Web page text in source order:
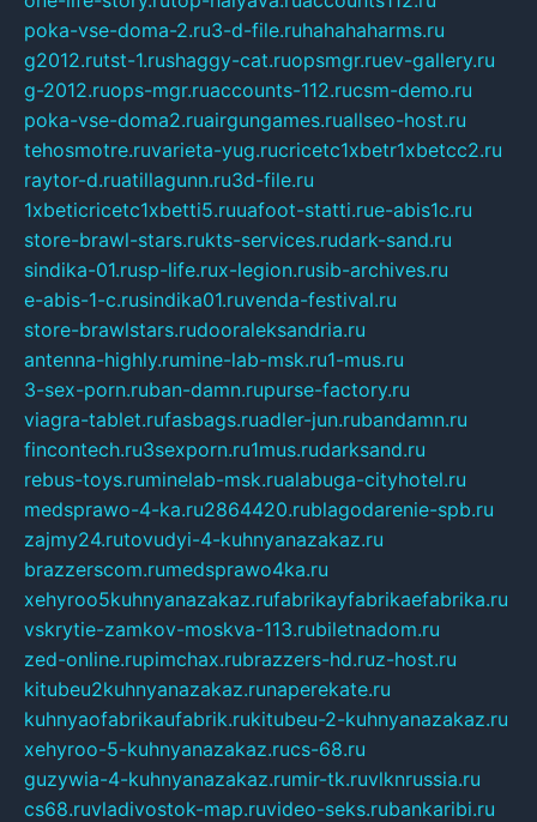
poka-vse-doma-2.ru3-d-file.ruhahahaharms.ru
g2012.rutst-1.rushaggy-cat.ruopsmgr.ruev-gallery.ru
g-2012.ruops-mgr.ruaccounts-112.rucsm-demo.ru
poka-vse-doma2.ruairgungames.ruallseo-host.ru
tehosmotre.ruvarieta-yug.rucricetc1xbetr1xbetcc2.ru
raytor-d.ruatillagunn.ru3d-file.ru
1xbeticricetc1xbetti5.ruuafoot-statti.rue-abis1c.ru
store-brawl-stars.rukts-services.rudark-sand.ru
sindika-01.rusp-life.rux-legion.rusib-archives.ru
e-abis-1-c.rusindika01.ruvenda-festival.ru
store-brawlstars.rudooraleksandria.ru
antenna-highly.rumine-lab-msk.ru1-mus.ru
3-sex-porn.ruban-damn.rupurse-factory.ru
viagra-tablet.rufasbags.ruadler-jun.rubandamn.ru
fincontech.ru3sexporn.ru1mus.rudarksand.ru
rebus-toys.ruminelab-msk.rualabuga-cityhotel.ru
medsprawo-4-ka.ru2864420.rublagodarenie-spb.ru
zajmy24.rutovudyi-4-kuhnyanazakaz.ru
brazzerscom.rumedsprawo4ka.ru
xehyroo5kuhnyanazakaz.rufabrikayfabrikaefabrika.ru
vskrytie-zamkov-moskva-113.rubiletnadom.ru
zed-online.rupimchax.rubrazzers-hd.ruz-host.ru
kitubeu2kuhnyanazakaz.runaperekate.ru
kuhnyaofabrikaufabrik.rukitubeu-2-kuhnyanazakaz.ru
xehyroo-5-kuhnyanazakaz.rucs-68.ru
guzywia-4-kuhnyanazakaz.rumir-tk.ruvlknrussia.ru
cs68.ruvladivostok-map.ruvideo-seks.rubankaribi.ru